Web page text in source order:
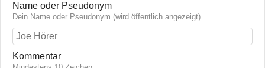
Name oder Pseudonym
Dein Name oder Pseudonym (wird öffentlich angezeigt)
Kommentar